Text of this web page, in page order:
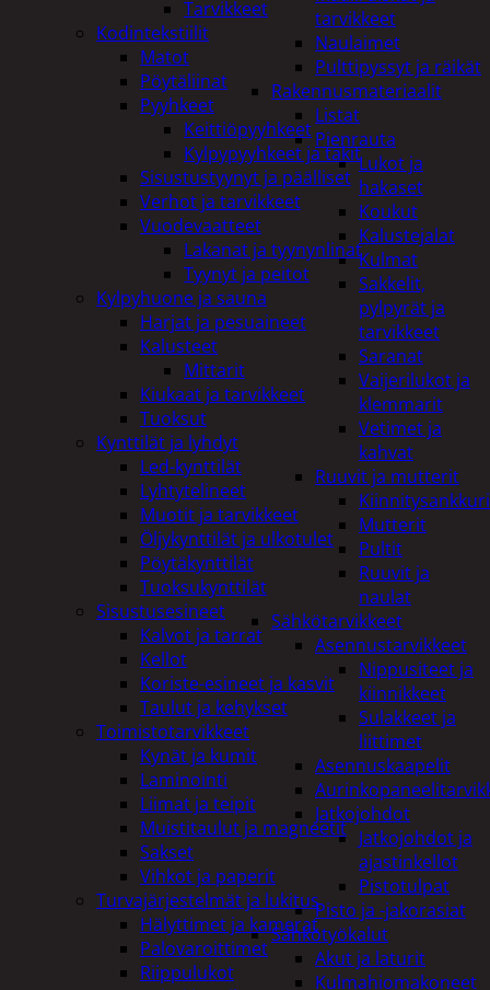
tarvikkeet
Naulaimet
Pulttipyssyt ja räikät
Rakennusmateriaalit
Listat
Pienrauta
Lukot ja
hakaset
Koukut
Kalustejalat
Kulmat
Sakkelit,
pylpyrät ja
tarvikkeet
Saranat
Vaijerilukot ja
klemmarit
Vetimet ja
kahvat
Ruuvit ja mutterit
Mutterit
Pultit
Ruuvit ja
naulat
Sähkötarvikkeet
Asennustarvikkeet
Nippusiteet ja
kiinnikkeet
Sulakkeet ja
liittimet
Asennuskaapelit
Jatkojohdot
Jatkojohdot ja
ajastinkellot
Pistotulpat
Pisto ja -jakorasiat
Sähkötyökalut
Akut ja laturit
Kulmahiomakoneet
Tarvikkeet
Kodintekstiilit
Matot
Pöytäliinat
Pyyhkeet
Keittiöpyyhkeet
Kylpypyyhkeet ja takit
Sisustustyynyt ja päälliset
Verhot ja tarvikkeet
Vuodevaatteet
Lakanat ja tyynynlinat
Tyynyt ja peitot
Kylpyhuone ja sauna
Harjat ja pesuaineet
Kalusteet
Mittarit
Kiukaat ja tarvikkeet
Tuoksut
Kynttilät ja lyhdyt
Led-kynttilät
Lyhtytelineet
Muotit ja tarvikkeet
Öljykynttilät ja ulkotulet
Pöytäkynttilät
Tuoksukynttilät
Sisustusesineet
Kalvot ja tarrat
Kellot
Koriste-esineet ja kasvit
Taulut ja kehykset
Toimistotarvikkeet
Kynät ja kumit
Laminointi
Liimat ja teipit
Muistitaulut ja magneetit
Sakset
Vihkot ja paperit
Turvajärjestelmät ja lukitus
Hälyttimet ja kamerat
Palovaroittimet
Riippulukot